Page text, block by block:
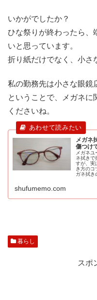
いかがでしたか？
ひな祭りが終わったら、
いと思っています。
折り紙だけでなく、小さ
私の勤務先は小さな眼鏡
ということで、メガネに
くださいね。
メガネ
傷つけ
メガネ
ネ拭きで
すが、実
き方のコ
ガネ拭き
shufumemo.com
暮らし
スポ